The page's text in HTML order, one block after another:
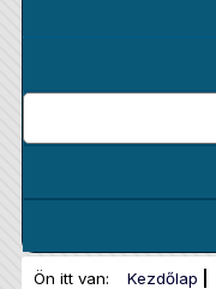
Ön itt van: Kezdőlap